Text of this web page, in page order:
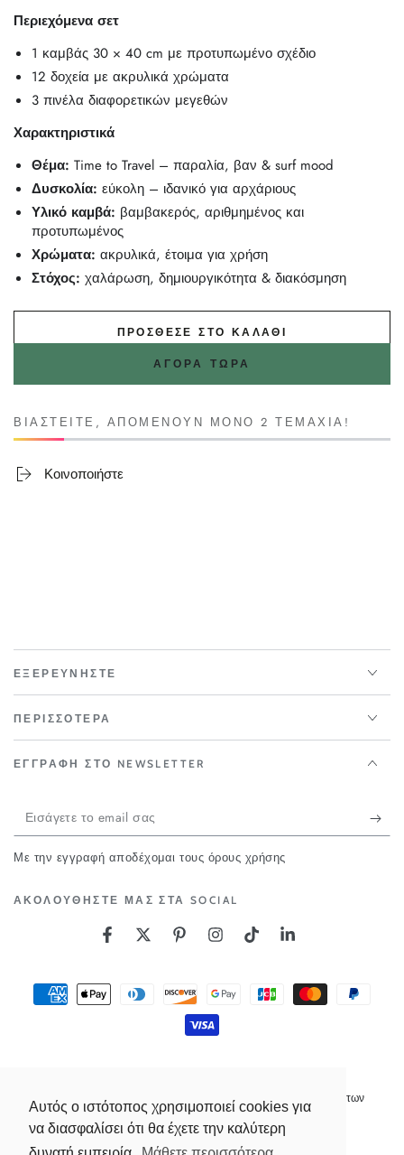
Αυτός ο ιστότοπος χρησιμοποιεί cookies για
να διασφαλίσει ότι θα έχετε την καλύτερη
Περιεχόμενα σετ
1 καμβάς 30 × 40 cm με προτυπωμένο σχέδιο
12 δοχεία με ακρυλικά χρώματα
3 πινέλα διαφορετικών μεγεθών
Χαρακτηριστικά
Θέμα: Time to Travel – παραλία, βαν & surf mood
Δυσκολία: εύκολη – ιδανικό για αρχάριους
Υλικό καμβά: βαμβακερός, αριθμημένος και
προτυπωμένος
Χρώματα: ακρυλικά, έτοιμα για χρήση
Στόχος: χαλάρωση, δημιουργικότητα & διακόσμηση
ΠΡΌΣΘΕΣΕ ΣΤΟ ΚΑΛΆΘΙ
ΑΓΟΡΆ ΤΏΡΑ
ΒΙΑΣΤΕΊΤΕ, ΑΠΟΜΈΝΟΥΝ ΜΌΝΟ 2 ΤΕΜΆΧΙΑ!
Κοινοποιήστε
ΕΞΕΡΕΥΝΗΣΤΕ
ΠΕΡΙΣΣΟΤΕΡΑ
ΕΓΓΡΑΦΗ ΣΤΟ NEWSLETTER
Εισάγετε
το
email
σας
Με την εγγραφή αποδέχομαι τους όρους χρήσης
ΑΚΟΛΟΥΘΗΣΤΕ ΜΑΣ ΣΤΑ SOCIAL
FacebookTwitterPinterestInstagramTiktok Linkedin
Με την υποστήριξη της Shopify
Πολιτική επιστροφής χρημάτων
Πολιτική απορρήτου
Όροι παροχής υπηρεσιών
Πολιτική αποστολής
Πληροφορίες επικοινωνίας
Τρόποι